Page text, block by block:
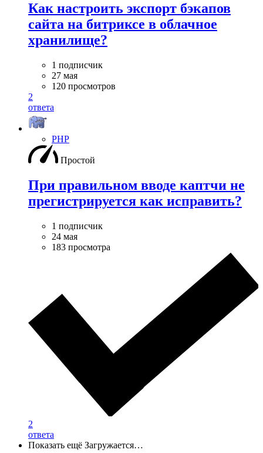
Как настроить экспорт бэкапов
сайта на битриксе в облачное
хранилище?
1 подписчик
27 мая
120 просмотров
2
ответа
PHP
Простой
При правильном вводе каптчи не
прегистрируется как исправить?
1 подписчик
24 мая
183 просмотра
2
ответа
Показать ещё Загружается…